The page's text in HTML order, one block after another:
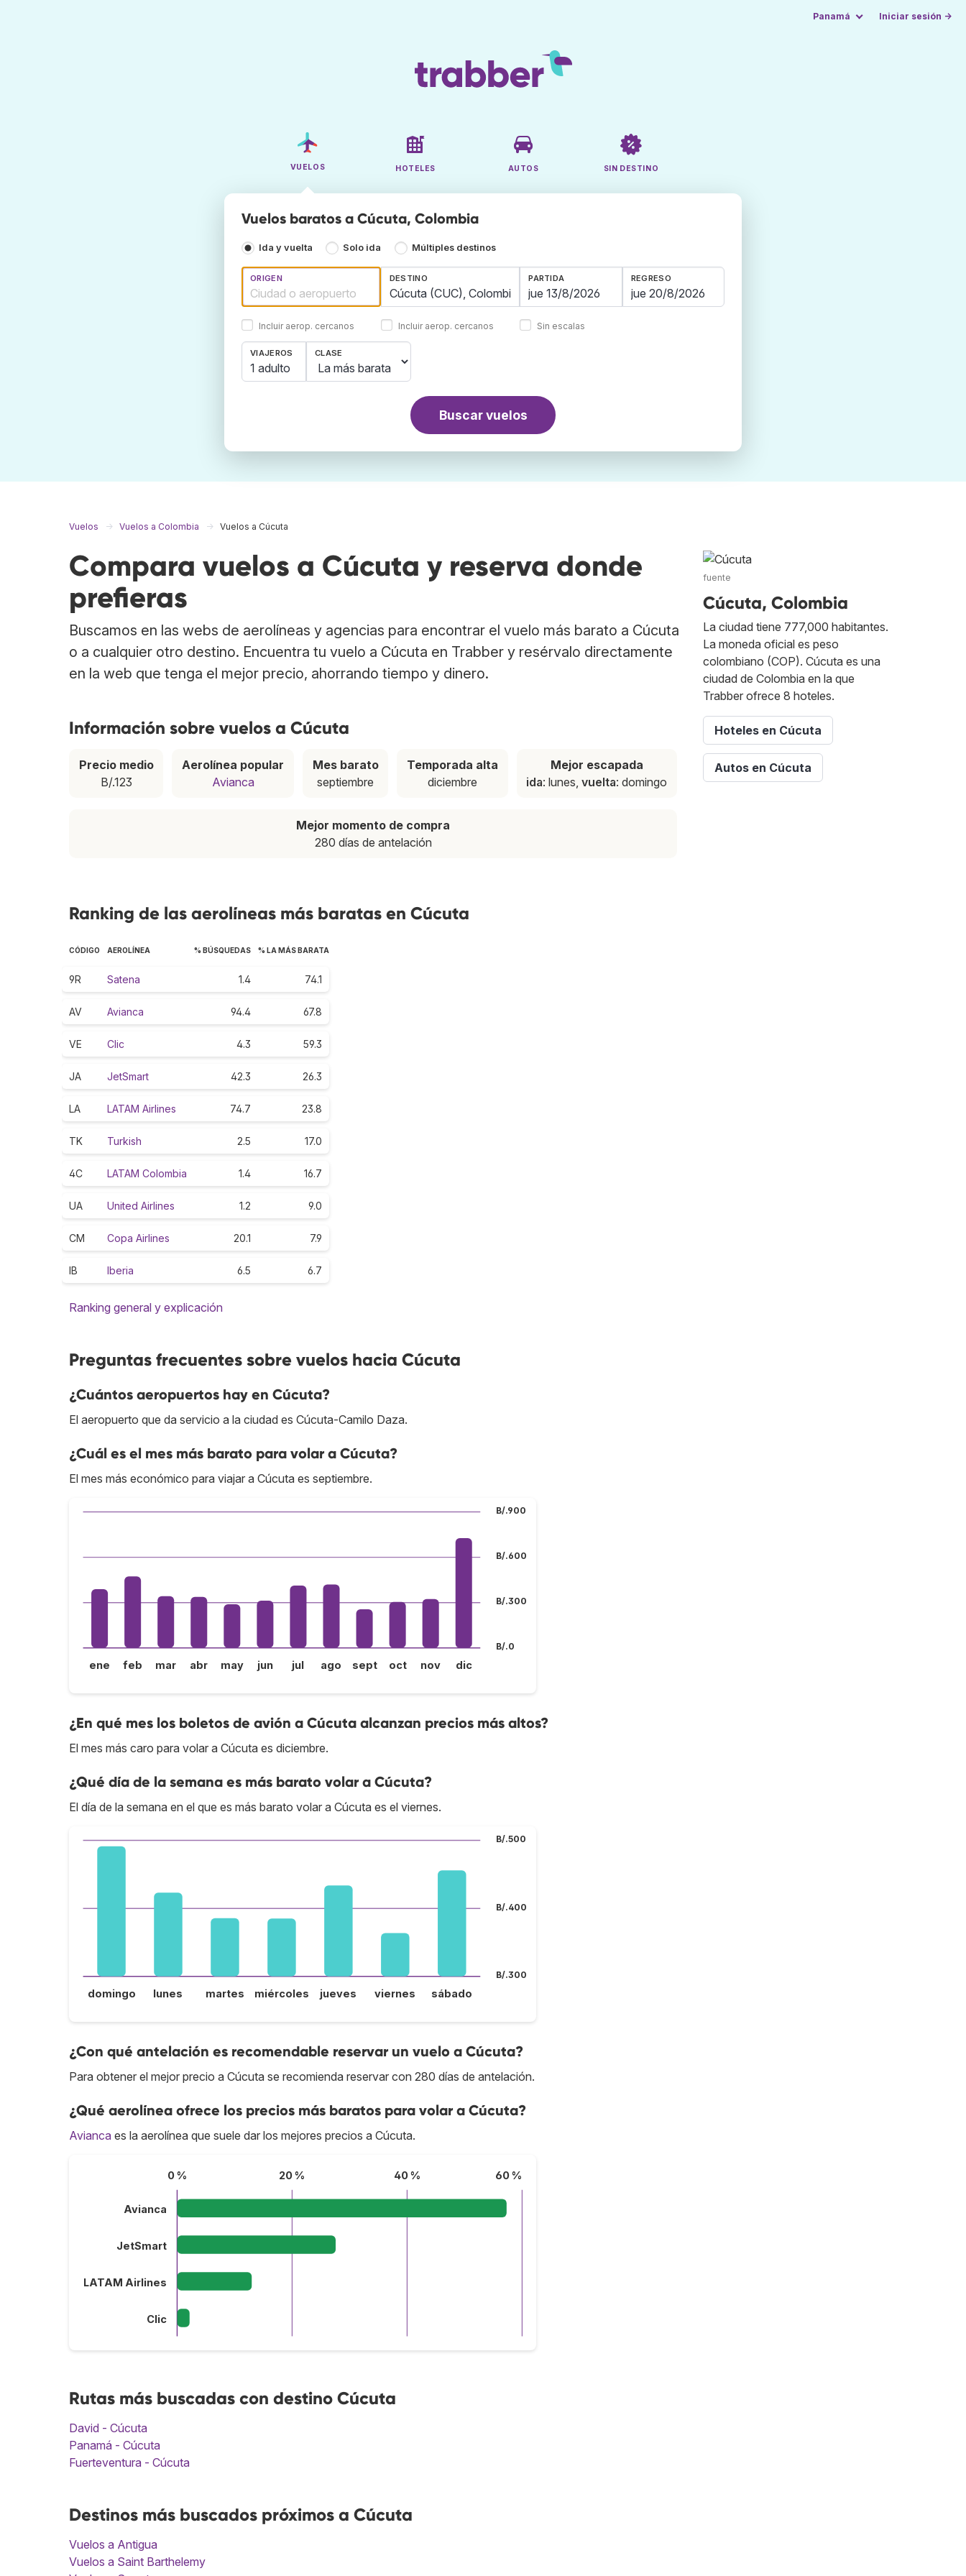
Panamá Iniciar sesión →
VUELOS HOTELES AUTOS SIN DESTINO
Vuelos baratos a Cúcuta, Colombia
Ida y vuelta Solo ida Múltiples destinos
ORIGEN
Incluir aerop. cercanos
DESTINO
Incluir aerop. cercanos
PARTIDA REGRESO
Sin escalas
VIAJEROS
1 adulto
CLASE
Buscar vuelos
Vuelos Vuelos a Colombia Vuelos a Cúcuta
Compara vuelos a Cúcuta y reserva donde
prefieras
Buscamos en las webs de aerolíneas y agencias para encontrar el vuelo más barato a Cúcuta
o a cualquier otro destino. Encuentra tu vuelo a Cúcuta en Trabber y resérvalo directamente
en la web que tenga el mejor precio, ahorrando tiempo y dinero.
Información sobre vuelos a Cúcuta
Precio medio
B/.123
Aerolínea popular
Avianca
Mes barato
septiembre
Temporada alta
diciembre
Mejor escapada
ida: lunes,vuelta: domingo
Mejor momento de compra
280 días de antelación
Ranking de las aerolíneas más baratas en Cúcuta
CÓDIGO AEROLÍNEA % BÚSQUEDAS % LA MÁS BARATA
9R Satena 1.4 74.1
AV Avianca 94.4 67.8
VE Clic 4.3 59.3
JA JetSmart 42.3 26.3
LA LATAM Airlines 74.7 23.8
TK Turkish 2.5 17.0
4C LATAM Colombia 1.4 16.7
UA United Airlines 1.2 9.0
CM Copa Airlines 20.1 7.9
IB Iberia 6.5 6.7
Ranking general y explicación
Preguntas frecuentes sobre vuelos hacia Cúcuta
¿Cuántos aeropuertos hay en Cúcuta?
El aeropuerto que da servicio a la ciudad es Cúcuta-Camilo Daza.
¿Cuál es el mes más barato para volar a Cúcuta?
El mes más económico para viajar a Cúcuta es septiembre.
B/.0
B/.300
B/.600
B/.900
ene feb mar abr may jun jul ago sept oct nov dic
¿En qué mes los boletos de avión a Cúcuta alcanzan precios más altos?
El mes más caro para volar a Cúcuta es diciembre.
¿Qué día de la semana es más barato volar a Cúcuta?
El día de la semana en el que es más barato volar a Cúcuta es el viernes.
B/.300
B/.400
B/.500
domingo lunes martes miércoles jueves viernes sábado
¿Con qué antelación es recomendable reservar un vuelo a Cúcuta?
Para obtener el mejor precio a Cúcuta se recomienda reservar con 280 días de antelación.
¿Qué aerolínea ofrece los precios más baratos para volar a Cúcuta?
Avianca es la aerolínea que suele dar los mejores precios a Cúcuta.
0 % 20 % 40 % 60 %
Avianca
JetSmart
LATAM Airlines
Clic
Rutas más buscadas con destino Cúcuta
David - Cúcuta
Panamá - Cúcuta
Fuerteventura - Cúcuta
Destinos más buscados próximos a Cúcuta
Vuelos a Antigua
Vuelos a Saint Barthelemy
fuente
Cúcuta, Colombia
La ciudad tiene 777,000 habitantes.
La moneda oficial es peso
colombiano (COP). Cúcuta es una
ciudad de Colombia en la que
Trabber ofrece 8 hoteles.
Hoteles en Cúcuta
Autos en Cúcuta